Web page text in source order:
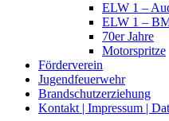
ELW 1 –
ELW 1 –
70er Jahre
Motorspritze
Förderverein
Jugendfeuerwehr
Brandschutzerziehung
Kontakt | Impressum |